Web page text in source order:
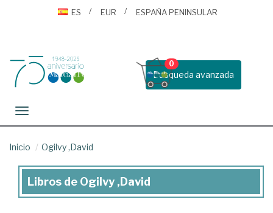
ES
EUR ESPAÑA PENINSULAR
Busqueda avanzada
0
Toggle navigation
Inicio Ogilvy ,David
Libros
Libros de Ogilvy ,David